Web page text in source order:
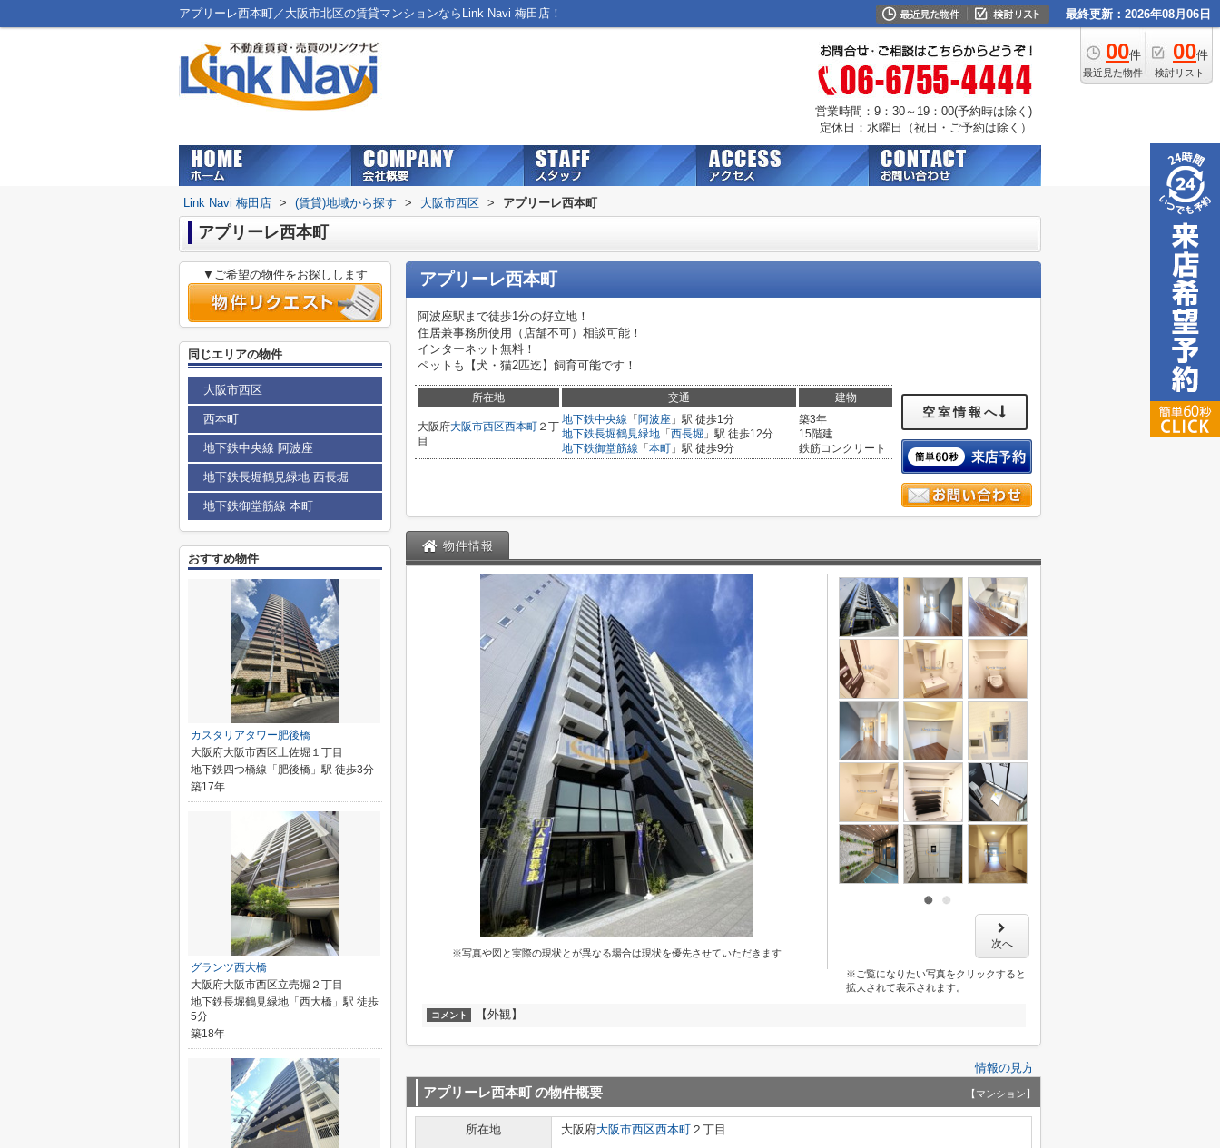
アプリーレ西本町／大阪市北区の賃貸マンションならLink Navi 梅田店！ 最終更新：2026年08月06日
00件
最近見た物件
00件
検討リスト
営業時間：9：30～19：00(予約時は除く)
定休日：水曜日（祝日・ご予約は除く）
Link Navi 梅田店 > (賃貸)地域から探す > 大阪市西区 > アプリーレ西本町
アプリーレ西本町
アプリーレ西本町
阿波座駅まで徒歩1分の好立地！
住居兼事務所使用（店舗不可）相談可能！
インターネット無料！
ペットも【犬・猫2匹迄】飼育可能です！
所在地 交通 建物
大阪府大阪市西区西本町 ２丁
目
地下鉄中央線 「 阿波座 」駅 徒歩1分
地下鉄長堀鶴見緑地 「 西長堀 」駅 徒歩12分
地下鉄御堂筋線 「 本町 」駅 徒歩9分
築3年
15階建
鉄筋コンクリート
空室情報へ
物件情報
※写真や図と実際の現状とが異なる場合は現状を優先させていただきます
次へ
※ご覧になりたい写真をクリックすると
拡大されて表示されます。
コメント 【外観】
情報の見方
アプリーレ西本町の物件概要 【マンション】
所在地 大阪府大阪市西区西本町 ２丁目
▼ご希望の物件をお探しします
同じエリアの物件
大阪市西区
西本町
地下鉄中央線 阿波座
地下鉄長堀鶴見緑地 西長堀
地下鉄御堂筋線 本町
おすすめ物件
カスタリアタワー肥後橋
大阪府大阪市西区土佐堀１丁目
地下鉄四つ橋線「肥後橋」駅 徒歩3分
築17年
グランツ西大橋
大阪府大阪市西区立売堀２丁目
地下鉄長堀鶴見緑地「西大橋」駅 徒歩
5分
築18年